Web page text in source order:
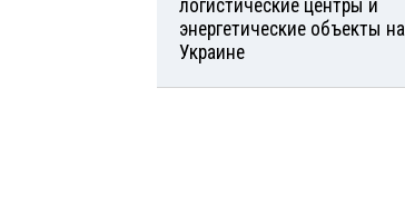
логистические центры и
энергетические объекты на
Украине